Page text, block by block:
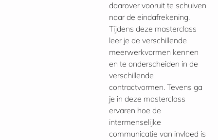
daarover vooruit te schuiven
naar de eindafrekening.
Tijdens deze masterclass
leer je de verschillende
meerwerkvormen kennen
en te onderscheiden in de
verschillende
contractvormen. Tevens ga
je in deze masterclass
ervaren hoe de
intermenselijke
communicatie van invloed is